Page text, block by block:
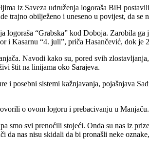
iz Saveza udruženja logoraša BiH
trajno obilježeno i uneseno u povijest, da se
logoraša “Grabska” kod Doboja. Zarobila
i Kasarnu “4. juli”, priča Hasančević, dok
Navodi kako su, pored svih
štit na linijama oko Sarajeva.
i posebni sistemi kažnjavanja, pojašnjava
o ovom logoru i prebacivanju u Manjaču.
smo svi prenoćili stojeći. Onda su nas iz
da nas nisu skidali da bi pronašli neke